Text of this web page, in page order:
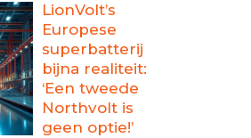
LionVolt’s
Europese
superbatterij
bijna realiteit:
‘Een tweede
Northvolt is
geen optie!’